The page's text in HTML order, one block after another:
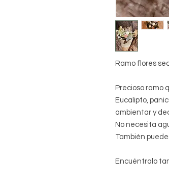
Ramo flores
Precioso ramo
Eucalipto,
ambientar y
No necesita
También
Encuéntralo